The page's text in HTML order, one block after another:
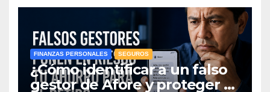
FINANZAS PERSONALES SEGUROS
¿Cómo identificar a un falso
gestor de Afore y proteger el